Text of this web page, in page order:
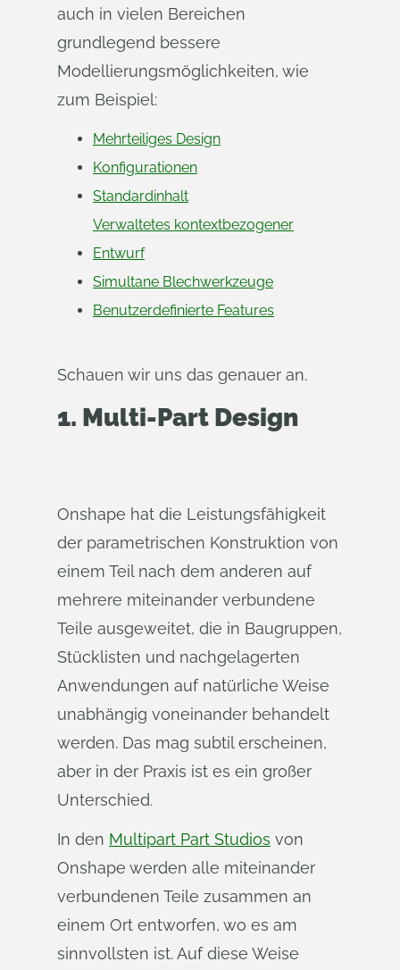
auch in vielen Bereichen
grundlegend bessere
Modellierungsmöglichkeiten, wie
zum Beispiel:
Mehrteiliges Design
Konfigurationen
Standardinhalt
Verwaltetes kontextbezogener
Entwurf
Simultane Blechwerkzeuge
Benutzerdefinierte Features
Schauen wir uns das genauer an.
1. Multi-Part Design
Onshape hat die Leistungsfähigkeit
der parametrischen Konstruktion von
einem Teil nach dem anderen auf
mehrere miteinander verbundene
Teile ausgeweitet, die in Baugruppen,
Stücklisten und nachgelagerten
Anwendungen auf natürliche Weise
unabhängig voneinander behandelt
werden. Das mag subtil erscheinen,
aber in der Praxis ist es ein großer
Unterschied.
In den Multipart Part Studios von
Onshape werden alle miteinander
verbundenen Teile zusammen an
einem Ort entworfen, wo es am
sinnvollsten ist. Auf diese Weise